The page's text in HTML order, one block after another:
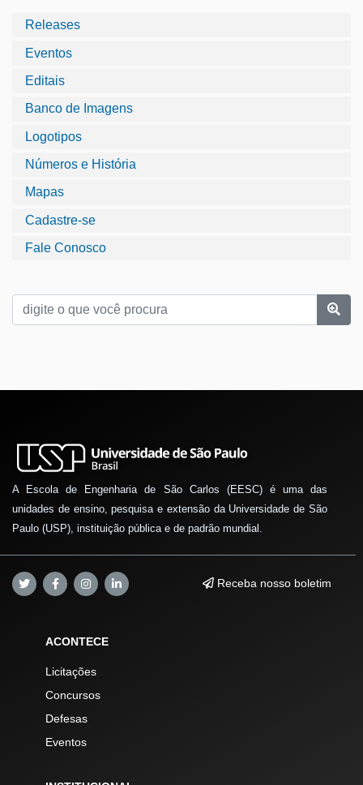
Releases
Eventos
Editais
Banco de Imagens
Logotipos
Números e História
Mapas
Cadastre-se
Fale Conosco
A Escola de Engenharia de São Carlos (EESC) é uma das
unidades de ensino, pesquisa e extensão da Universidade de São
Paulo (USP), instituição pública e de padrão mundial.
Receba nosso boletim
ACONTECE
Licitações
Concursos
Defesas
Eventos